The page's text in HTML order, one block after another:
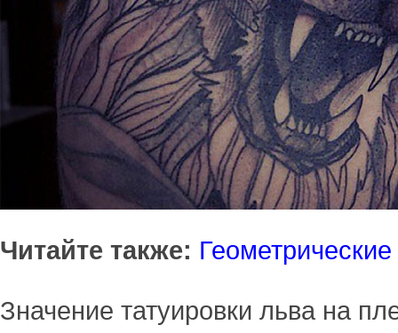
Читайте также: Геометрические
Значение татуировки льва на